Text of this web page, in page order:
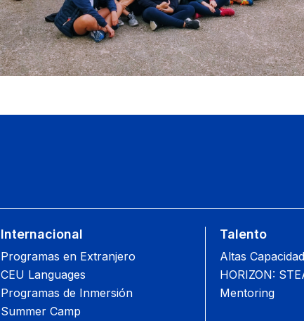
Internacional
Programas en Extranjero
CEU Languages
Programas de Inmersión
Summer Camp
Talento
Altas
HORIZON:
Mentoring